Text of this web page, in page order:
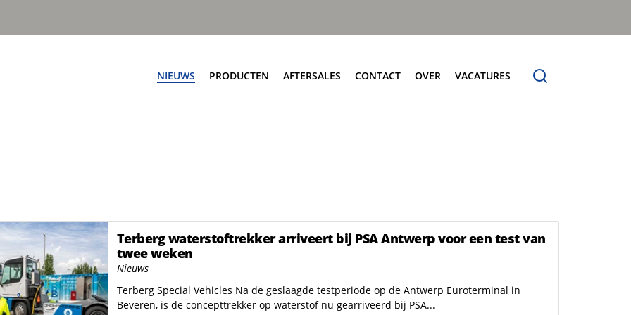
NIEUWS PRODUCTEN
handmatig
Speedline Twin
eSpeedline
V50
Aquastar III
AFTERSALES CONTACT OVER VACATURES
Terberg waterstoftrekker arriveert bij PSA Antwerp voor een test van
twee weken
Nieuws
Terberg Special Vehicles Na de geslaagde testperiode op de Antwerp Euroterminal in
Beveren, is de concepttrekker op waterstof nu gearriveerd bij PSA...